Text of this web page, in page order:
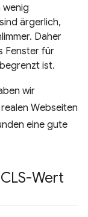
wenig
ärgerlich,
Daher
Fenster für
ist.
wir
Webseiten
eine gute
Wert